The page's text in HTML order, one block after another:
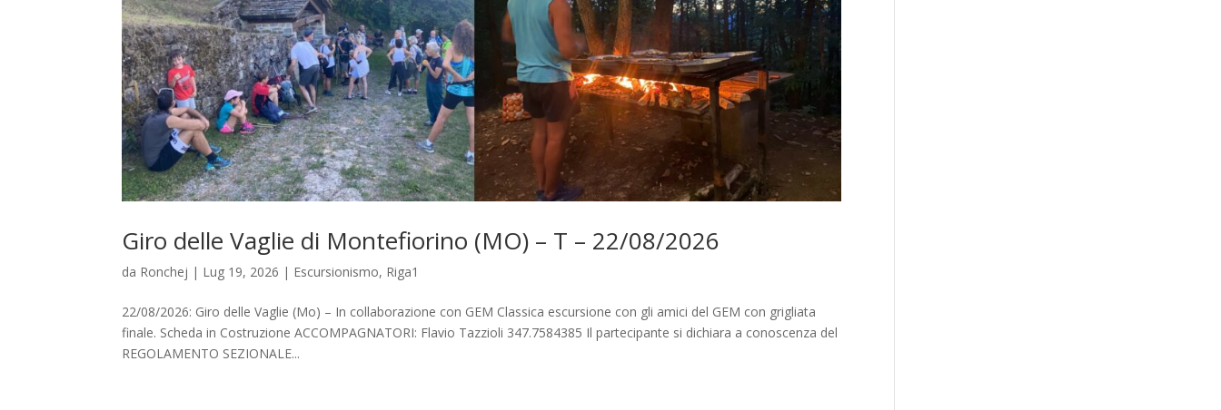
Giro delle Vaglie di Montefiorino (MO) – T – 22/08/2026
da Ronchej | Lug 19, 2026 | Escursionismo, Riga1
22/08/2026: Giro delle Vaglie (Mo) – In collaborazione con GEM Classica escursione con gli amici del GEM con grigliata
finale. Scheda in Costruzione ACCOMPAGNATORI: Flavio Tazzioli 347.7584385 Il partecipante si dichiara a conoscenza del
REGOLAMENTO SEZIONALE...